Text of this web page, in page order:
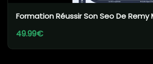
Formation Réussir Son Seo De Remy
49.99€